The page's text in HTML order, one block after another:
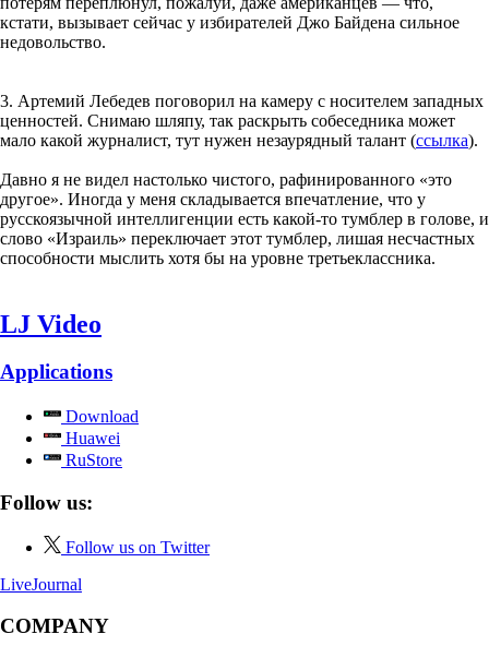
кстати, вызывает сейчас у избирателей Джо Байдена сильное
недовольство.
3. Артемий Лебедев поговорил на камеру с носителем западных
ценностей. Снимаю шляпу, так раскрыть собеседника может
мало какой журналист, тут нужен незаурядный талант (ссылка).
Давно я не видел настолько чистого, рафинированного «это
другое». Иногда у меня складывается впечатление, что у
русскоязычной интеллигенции есть какой-то тумблер в голове, и
слово «Израиль» переключает этот тумблер, лишая несчастных
способности мыслить хотя бы на уровне третьеклассника.
LJ Video
Applications
Download
Huawei
RuStore
Follow us:
Follow us on Twitter
LiveJournal
COMPANY